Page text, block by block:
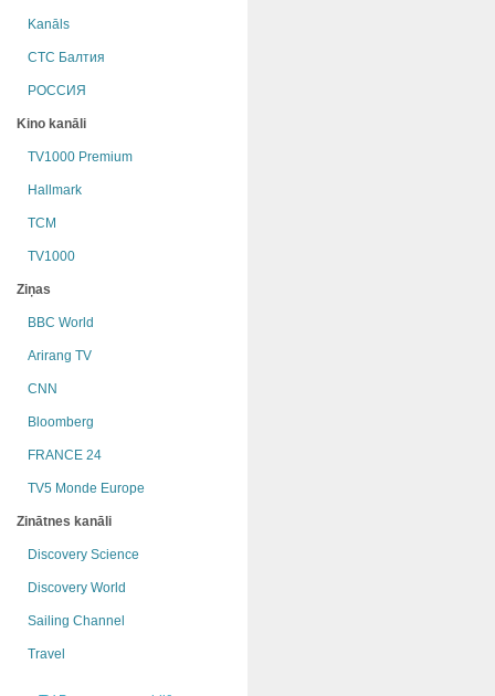
Kanāls
СТС Балтия
РОССИЯ
Kino kanāli
TV1000 Premium
Hallmark
TCM
TV1000
Ziņas
BBC World
Arirang TV
CNN
Bloomberg
FRANCE 24
TV5 Monde Europe
Zinātnes kanāli
Discovery Science
Discovery World
Sailing Channel
Travel